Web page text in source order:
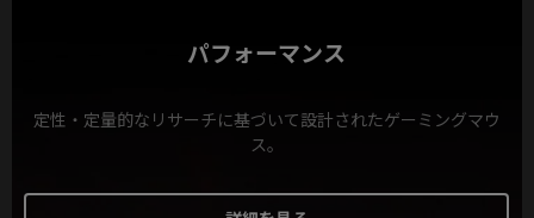
パフォーマンス
定性・定量的なリサーチに基づいて設計されたゲーミングマウ
ス。